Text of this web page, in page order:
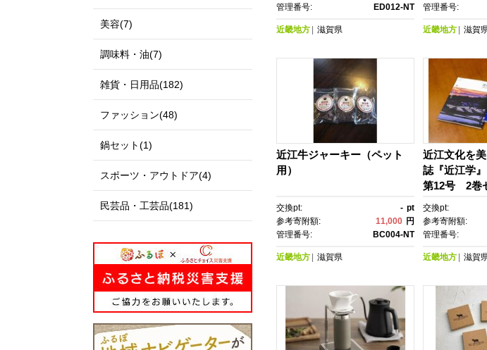
管理番号:
ED012-NT
近畿地方 滋賀県
管理番号:
近畿地方 滋賀
近江牛ジャーキー（ペット
用）
交換pt: - pt
参考寄附額:
11,000 円
管理番号:
BC004-NT
近畿地方 滋賀県
近江文化を
誌『近江学
第12号 2巻
交換pt:
参考寄附額:
管理番号:
近畿地方 滋賀
美容(7)
調味料・油(7)
雑貨・日用品(182)
ファッション(48)
鍋セット(1)
スポーツ・アウトドア(4)
民芸品・工芸品(181)